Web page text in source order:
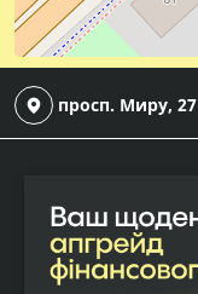
просп. Миру, 27